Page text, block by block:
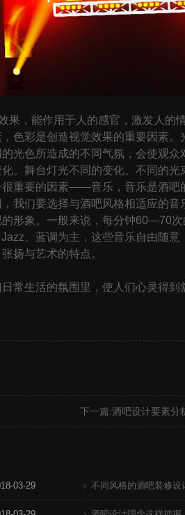
，能作用于人的感官，激发人的
色彩是创造视觉效果的重要因素
光色所造成的不同气氛，会使观
舞台灯光不同的变化、不同的光
重要的因素——音乐，音乐是酒
我们要选择与酒吧风格相适应的
形象。一般来说，每分钟60—70
、蓝调为主，这些音乐自由随
扬与艺术的特点。
生活的氛围里，使人们心灵得到
下一篇:酒吧设计要素分
03-29 不同风格的酒吧装修设